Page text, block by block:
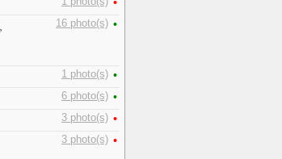
16 photo(s) •
1 photo(s) •
6 photo(s) •
3 photo(s) •
3 photo(s) •